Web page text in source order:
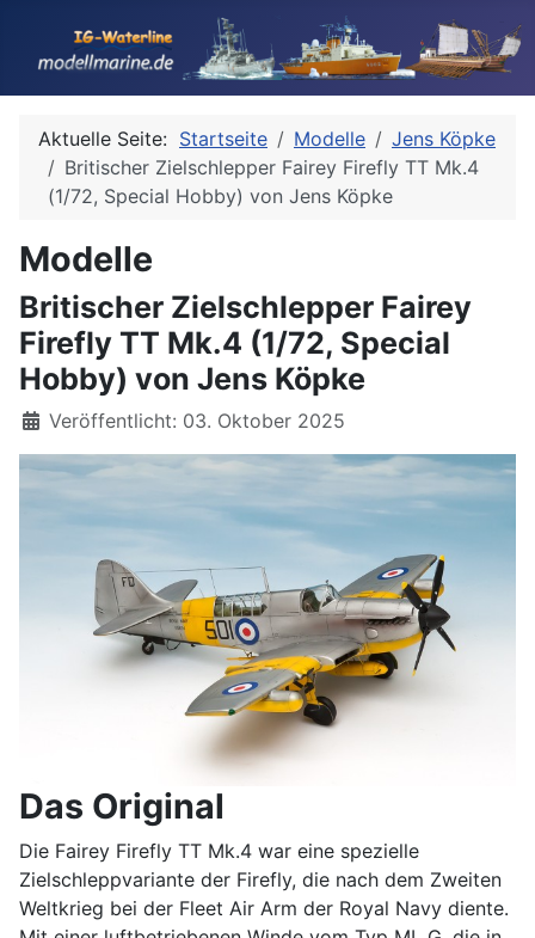
Aktuelle Seite: Startseite Modelle
Jens Köpke
Britischer Zielschlepper Fairey Firefly TT Mk.4
(1/72, Special Hobby) von Jens Köpke
Modelle
Britischer Zielschlepper Fairey
Firefly TT Mk.4 (1/72, Special
Hobby) von Jens Köpke
Details
Veröffentlicht: 03. Oktober 2025
Das Original
Die Fairey Firefly TT Mk.4 war eine spezielle
Zielschleppvariante der Firefly, die nach dem Zweiten
Weltkrieg bei der Fleet Air Arm der Royal Navy diente.